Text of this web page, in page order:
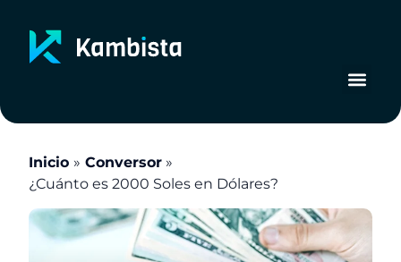
contenido
Inicio
Conversor
¿Cuánto es 2000 Soles en Dólares?